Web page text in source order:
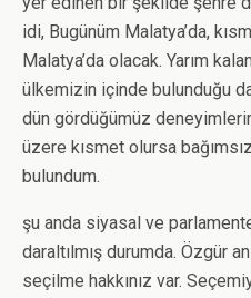
idi, Bugünüm Malatya’da,
Malatya’da olacak. Yarım
ülkemizin içinde bulunduğu
dün gördüğümüz
üzere kısmet olursa
bulundum.
şu anda siyasal ve
daraltılmış durumda. Özgür
seçilme hakkınız var.